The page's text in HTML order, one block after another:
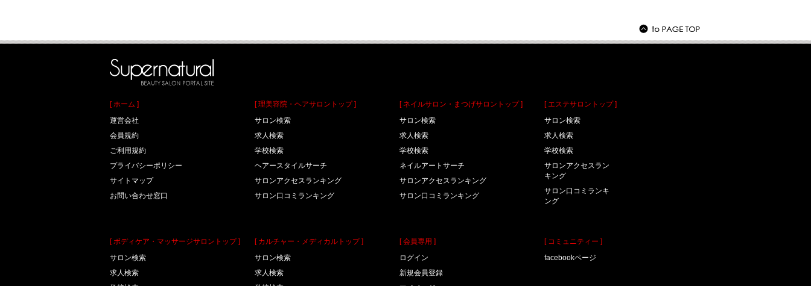
[ ホーム ]
運営会社
会員規約
ご利用規約
プライバシーポリシー
サイトマップ
お問い合わせ窓口
[ ボディケア・マッサージサロントップ ]
サロン検索
求人検索
[ 理美容院・ヘアサロントップ ]
サロン検索
求人検索
学校検索
ヘアースタイルサーチ
サロンアクセスランキング
サロン口コミランキング
[ カルチャー・メディカルトップ ]
サロン検索
求人検索
[ ネイルサロン・まつげサロントップ ]
サロン検索
求人検索
学校検索
ネイルアートサーチ
サロンアクセスランキング
サロン口コミランキング
[ 会員専用 ]
ログイン
新規会員登録
[ エステサロントップ ]
サロン検索
求人検索
学校検索
サロンアクセスラン
キング
サロン口コミランキ
ング
[ コミュニティー ]
facebookページ